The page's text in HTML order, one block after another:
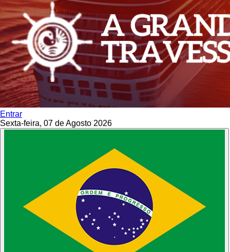
Entrar
Sexta-feira, 07 de Agosto 2026